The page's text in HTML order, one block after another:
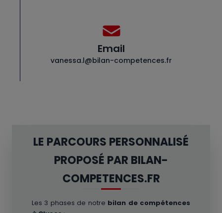
Email
vanessa.l@bilan-competences.fr
LE PARCOURS PERSONNALISÉ
PROPOSÉ PAR BILAN-
COMPETENCES.FR
Les 3 phases de notre bilan de compétences